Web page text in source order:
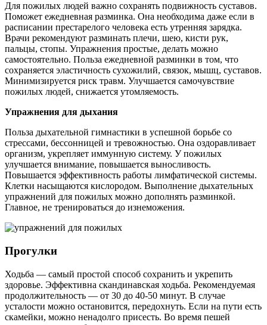
Для пожилых людей важно сохранять подвижность суставов.
Поможет ежедневная разминка. Она необходима даже если в
расписании престарелого человека есть утренняя зарядка.
Врачи рекомендуют разминать плечи, шею, кисти рук,
пальцы, стопы. Упражнения простые, делать можно
самостоятельно. Польза ежедневной разминки в том, что
сохраняется эластичность сухожилий, связок, мышц, суставов.
Минимизируется риск травм. Улучшается самочувствие
пожилых людей, снижается утомляемость.
Упражнения для дыхания
Польза дыхательной гимнастики в успешной борьбе со
стрессами, бессонницей и тревожностью. Она оздоравливает
организм, укрепляет иммунную систему. У пожилых
улучшается внимание, повышается выносливость.
Повышается эффективность работы лимфатической системы.
Клетки насыщаются кислородом. Выполнение дыхательных
упражнений для пожилых можно дополнять разминкой.
Главное, не тренироваться до изнеможения.
Прогулки
Ходьба — самый простой способ сохранить и укрепить
здоровье. Эффективна скандинавская ходьба. Рекомендуемая
продолжительность — от 30 до 40-50 минут. В случае
усталости можно остановится, передохнуть. Если на пути есть
скамейки, можно ненадолго присесть. Во время пешей